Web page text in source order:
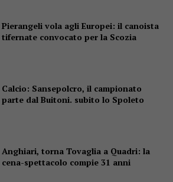
Pierangeli vola agli Europei: il canoista
tifernate convocato per la Scozia
Calcio: Sansepolcro, il campionato
parte dal Buitoni. subito lo Spoleto
Anghiari, torna Tovaglia a Quadri: la
cena-spettacolo compie 31 anni